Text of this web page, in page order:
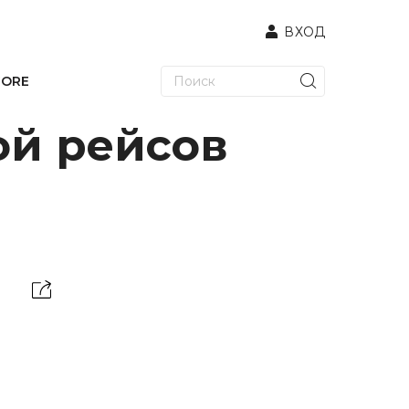
ВХОД
рейсов